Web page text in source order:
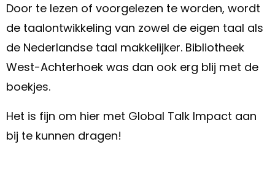
Door te lezen of voorgelezen te worden, wordt
de taalontwikkeling van zowel de eigen taal als
de Nederlandse taal makkelijker. Bibliotheek
West-Achterhoek was dan ook erg blij met de
boekjes.
Het is fijn om hier met Global Talk Impact aan
bij te kunnen dragen!